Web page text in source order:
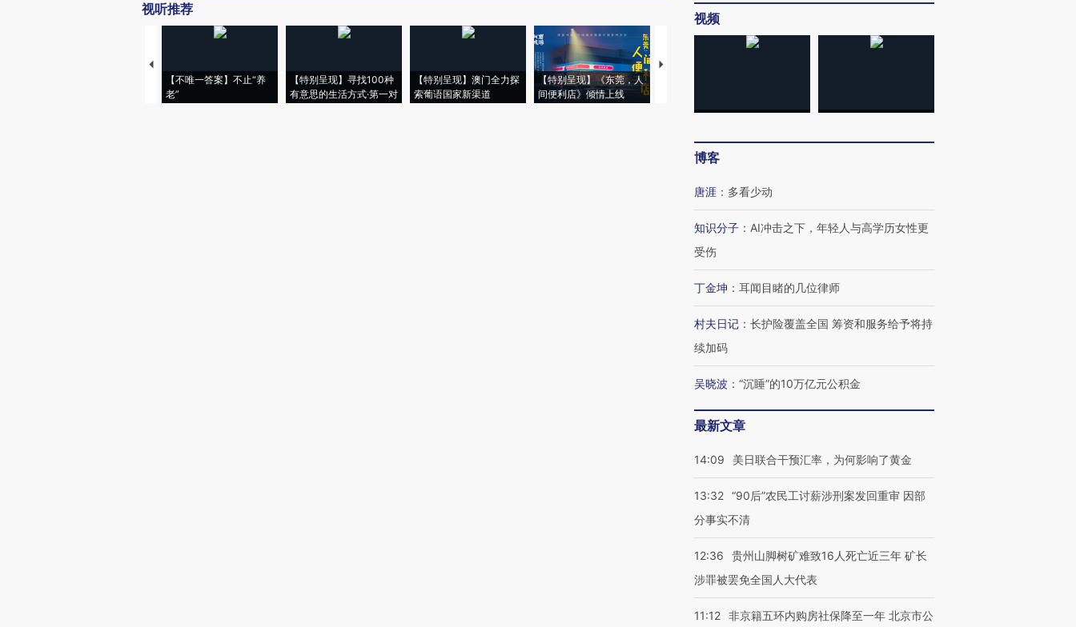
视听推荐
【不唯一答案】不止“养
老”
【特别呈现】寻找100种
有意思的生活方式·第一对
【特别呈现】澳门全力探
索葡语国家新渠道
【特别呈现】《东莞，人
间便利店》倾情上线
【推广】走进第四届链博
视频
博客
唐涯 ： 多看少动
知识分子 ： AI冲击之下，年轻人与高学历女性更
受伤
丁金坤 ： 耳闻目睹的几位律师
村夫日记 ： 长护险覆盖全国 筹资和服务给予将持
续加码
吴晓波 ： “沉睡”的10万亿元公积金
最新文章
14:09 美日联合干预汇率，为何影响了黄金
13:32 “90后”农民工讨薪涉刑案发回重审 因部
分事实不清
12:36
贵州山脚树矿难致16人死亡近三年 矿长
涉罪被罢免全国人大代表
11:12 非京籍五环内购房社保降至一年 北京市公